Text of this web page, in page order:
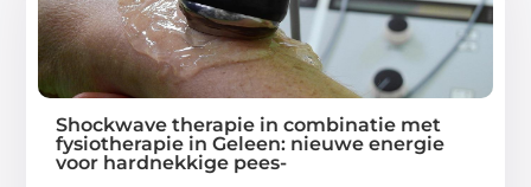
Shockwave therapie in combinatie met
fysiotherapie in Geleen: nieuwe energie
voor hardnekkige pees-